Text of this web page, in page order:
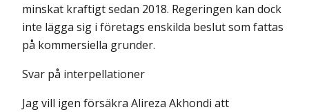
minskat kraftigt sedan 2018. Regeringen kan dock
inte lägga sig i företags enskilda beslut som fattas
på kommersiella grunder.
Svar på interpellationer
Jag vill igen försäkra Alireza Akhondi att